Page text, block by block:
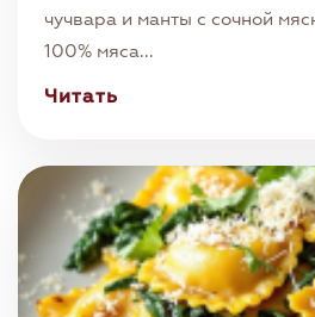
чучвара и манты с сочной
100% мяса...
Читать